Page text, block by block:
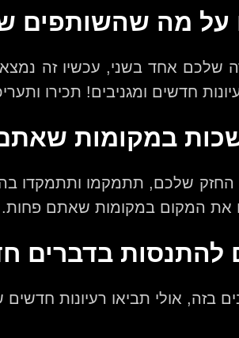
על מה שהשותפים
שלכם אחד בשני, עכשיו זה
חדשים ומגניבים! תכירו
במקומות
שלכם, תתמקמו ותתמקדו
את המקום במקומות שאתם פחות.
להתנסות בדברים
בזה, אולי תביאו רעיונות